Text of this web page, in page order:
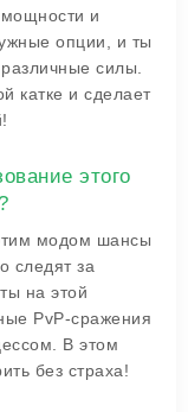
и
опции, и ты
силы.
катке и сделает
этого
модом шансы
следят за
на этой
PvP-сражения
В этом
без страха!